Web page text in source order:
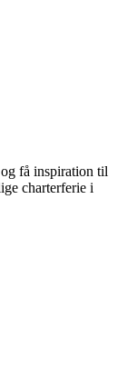
få inspiration til
charterferie i